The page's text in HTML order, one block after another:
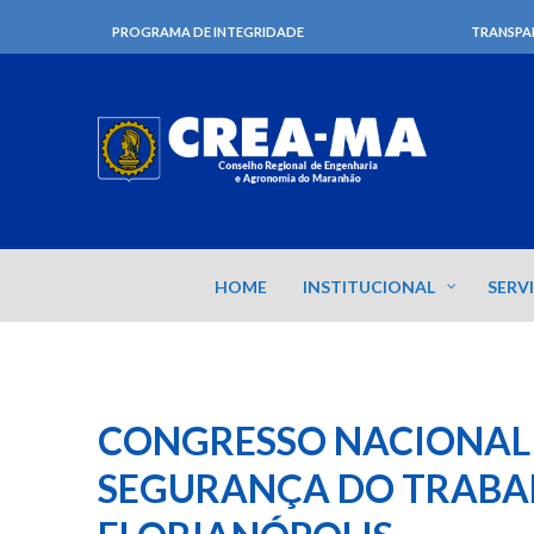
PROGRAMA DE INTEGRIDADE
HOME INSTITUCIONAL
CONGRESSO
SEGURANÇA DO